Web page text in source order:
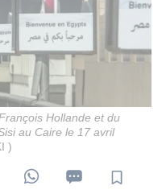
Hollande et du
au Caire le 17 avril
)